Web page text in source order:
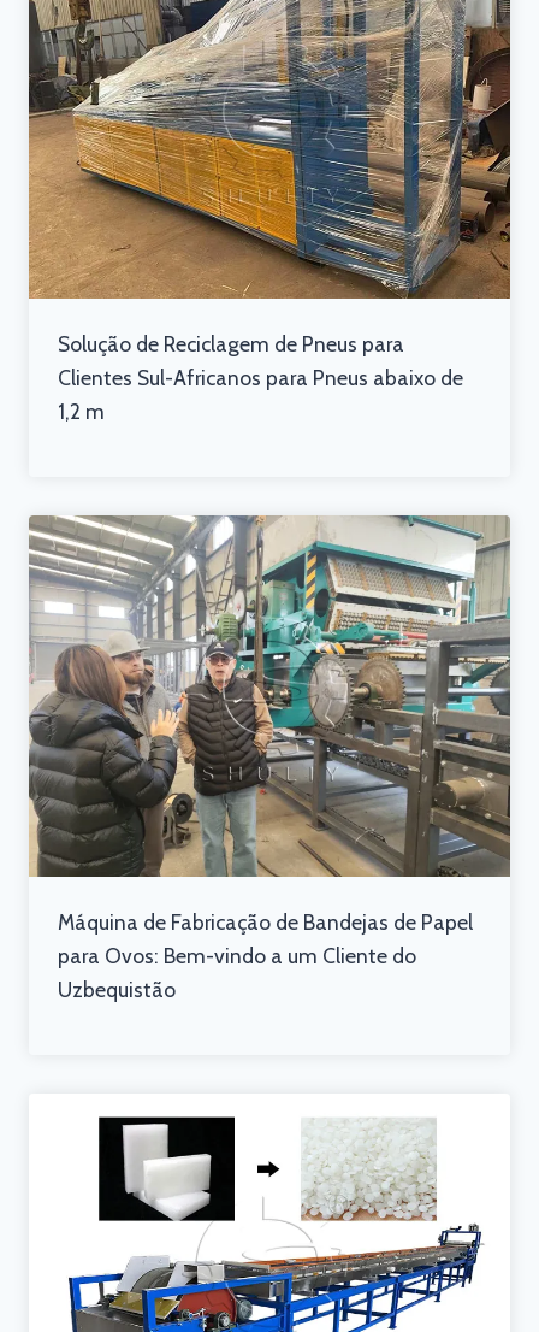
Solução de Reciclagem de Pneus para
Clientes Sul-Africanos para Pneus abaixo de
1,2 m
Máquina de Fabricação de Bandejas de Papel
para Ovos: Bem-vindo a um Cliente do
Uzbequistão